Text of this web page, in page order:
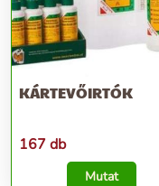
KÁRTEVŐIRTÓK
167 db
Mutat